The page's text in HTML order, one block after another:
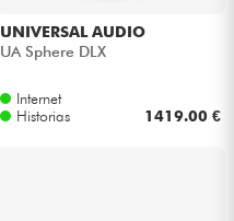
UNIVERSAL AUDIO
UA Sphere DLX
Internet
Historias
1419.00 €